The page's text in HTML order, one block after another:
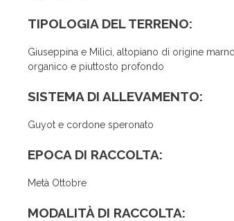
TIPOLOGIA DEL TERRENO:
Giuseppina e Milici, altopiano di origine
organico e piuttosto profondo
SISTEMA DI ALLEVAMENTO:
Guyot e cordone speronato
EPOCA DI RACCOLTA:
Metà Ottobre
MODALITÀ DI RACCOLTA: